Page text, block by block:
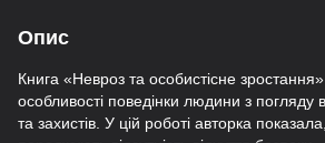
Опис
Книга «Невроз та особистісне
особливості поведінки людини з погляду
та захистів. У цій роботі авторка